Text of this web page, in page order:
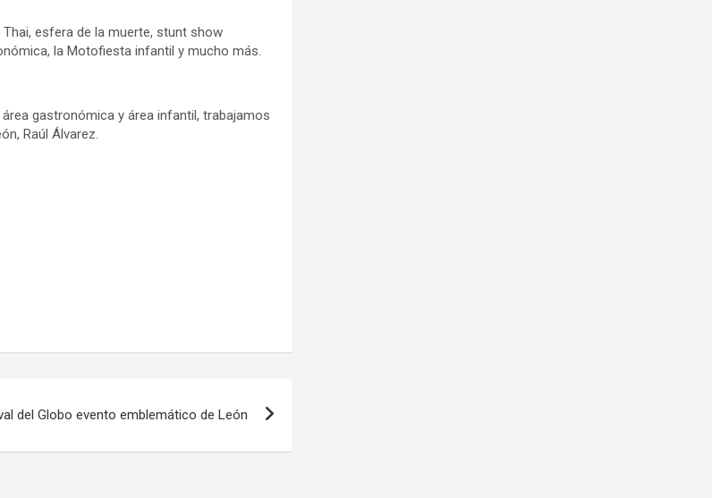
esfera de la muerte, stunt show
la Motofiesta infantil y mucho más.
gastronómica y área infantil, trabajamos
Raúl Álvarez.
del Globo evento emblemático de León